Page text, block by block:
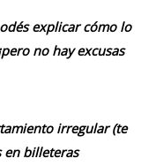
explicar cómo lo
no hay excusas
irregular (te
billeteras